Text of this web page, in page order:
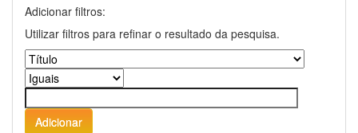
Adicionar filtros:
Utilizar filtros para refinar o resultado da pesquisa.